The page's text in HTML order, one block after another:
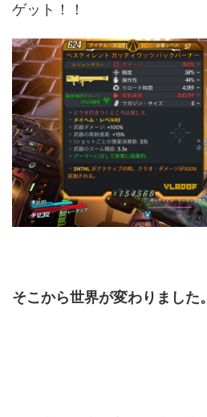
ゲット！！
そこから世界が変わりました。